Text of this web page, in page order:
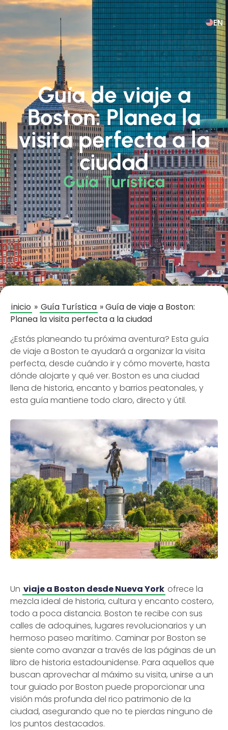
EN
Guía de viaje a
Boston: Planea la
visita perfecta a la
ciudad
Guía Turística
inicio » Guía Turística »Guía de viaje a Boston:
Planea la visita perfecta a la ciudad
¿Estás planeando tu próxima aventura? Esta guía
de viaje a Boston te ayudará a organizar la visita
perfecta, desde cuándo ir y cómo moverte, hasta
dónde alojarte y qué ver. Boston es una ciudad
llena de historia, encanto y barrios peatonales, y
esta guía mantiene todo claro, directo y útil.
Un viaje a Boston desde Nueva York ofrece la
mezcla ideal de historia, cultura y encanto costero,
todo a poca distancia. Boston te recibe con sus
calles de adoquines, lugares revolucionarios y un
hermoso paseo marítimo. Caminar por Boston se
siente como avanzar a través de las páginas de un
libro de historia estadounidense. Para aquellos que
buscan aprovechar al máximo su visita, unirse a un
tour guiado por Boston puede proporcionar una
visión más profunda del rico patrimonio de la
ciudad, asegurando que no te pierdas ninguno de
los puntos destacados.